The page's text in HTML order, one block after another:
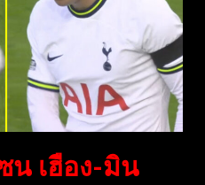
น เฮือง-มิน